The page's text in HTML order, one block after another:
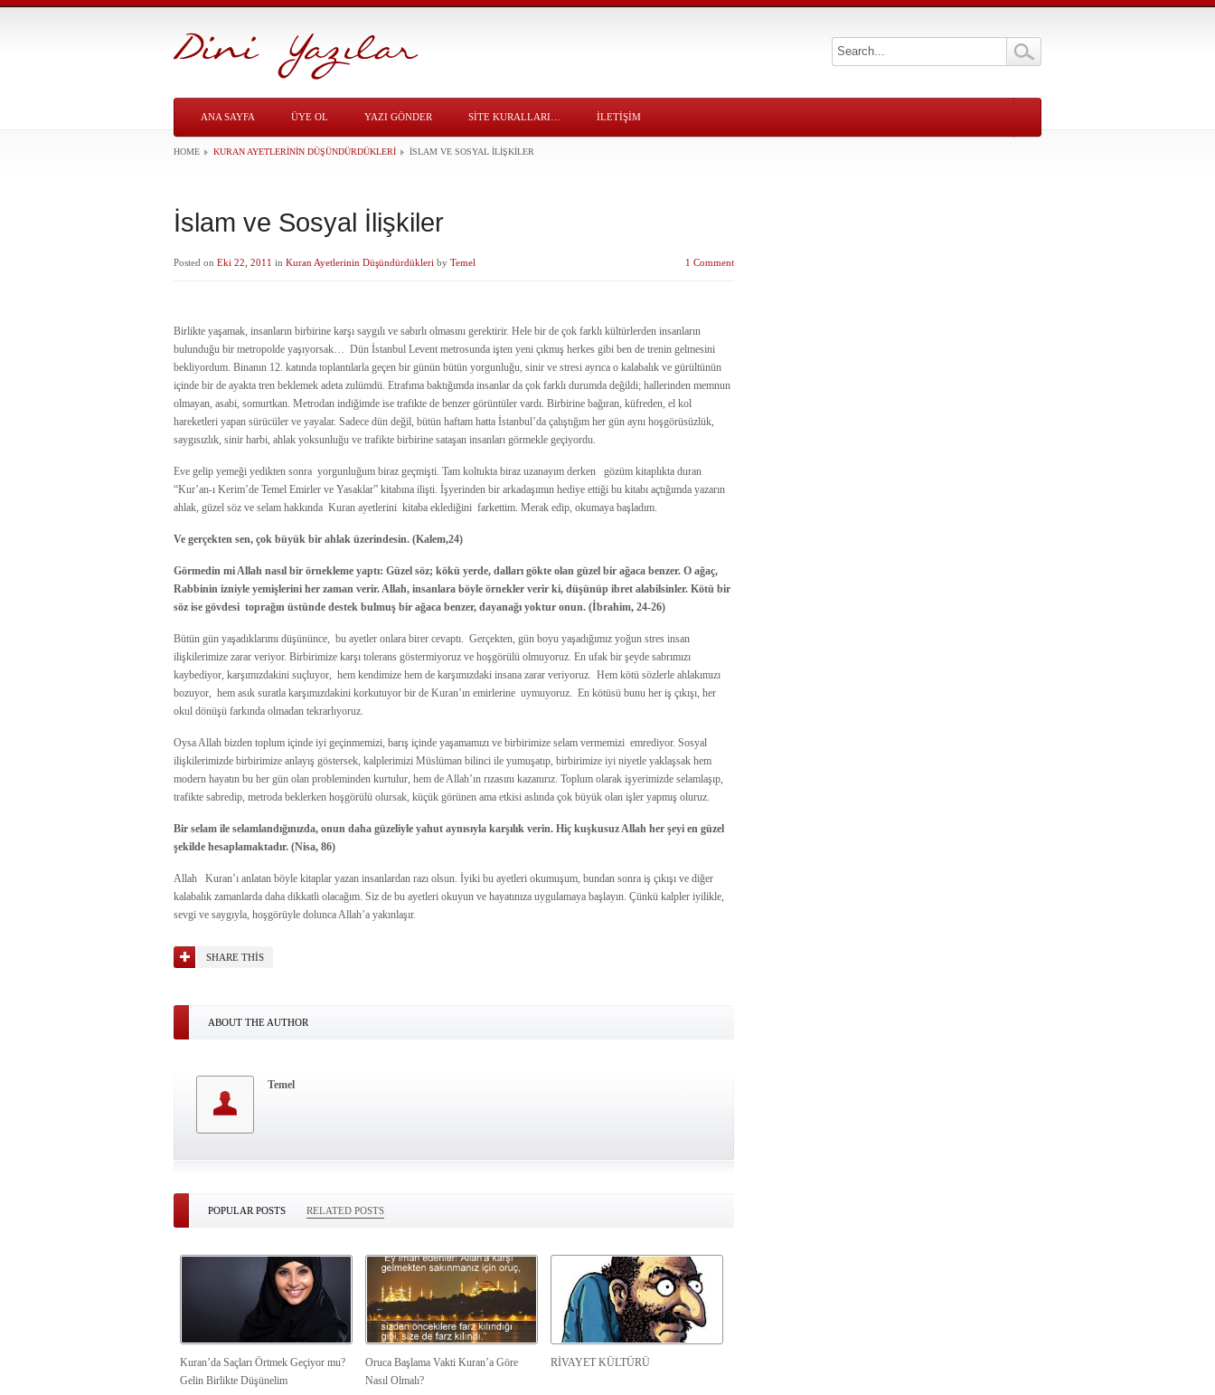
ANA SAYFA ÜYE OL YAZI GÖNDER SITE KURALLARI… İLETİŞİM
HOME KURAN AYETLERININ DÜŞÜNDÜRDÜKLERI İSLAM VE SOSYAL İLIŞKILER
İslam ve Sosyal İlişkiler
Posted on Eki 22, 2011 in Kuran Ayetlerinin Düşündürdükleri by Temel 1 Comment
Birlikte yaşamak, insanların birbirine karşı saygılı ve sabırlı olmasını gerektirir. Hele bir de çok farklı kültürlerden insanların
bulunduğu bir metropolde yaşıyorsak… Dün İstanbul Levent metrosunda işten yeni çıkmış herkes gibi ben de trenin gelmesini
bekliyordum. Binanın 12. katında toplantılarla geçen bir günün bütün yorgunluğu, sinir ve stresi ayrıca o kalabalık ve gürültünün
içinde bir de ayakta tren beklemek adeta zulümdü. Etrafıma baktığımda insanlar da çok farklı durumda değildi; hallerinden memnun
olmayan, asabi, somurtkan. Metrodan indiğimde ise trafikte de benzer görüntüler vardı. Birbirine bağıran, küfreden, el kol
hareketleri yapan sürücüler ve yayalar. Sadece dün değil, bütün haftam hatta İstanbul’da çalıştığım her gün aynı hoşgörüsüzlük,
saygısızlık, sinir harbi, ahlak yoksunluğu ve trafikte birbirine sataşan insanları görmekle geçiyordu.
Eve gelip yemeği yedikten sonra yorgunluğum biraz geçmişti. Tam koltukta biraz uzanayım derken gözüm kitaplıkta duran
“Kur’an-ı Kerim’de Temel Emirler ve Yasaklar” kitabına ilişti. İşyerinden bir arkadaşımın hediye ettiği bu kitabı açtığımda yazarın
ahlak, güzel söz ve selam hakkında Kuran ayetlerini kitaba eklediğini farkettim. Merak edip, okumaya başladım.
Ve gerçekten sen, çok büyük bir ahlak üzerindesin. (Kalem,24)
Görmedin mi Allah nasıl bir örnekleme yaptı: Güzel söz; kökü yerde, dalları gökte olan güzel bir ağaca benzer. O ağaç,
Rabbinin izniyle yemişlerini her zaman verir. Allah, insanlara böyle örnekler verir ki, düşünüp ibret alabilsinler. Kötü bir
söz ise gövdesi toprağın üstünde destek bulmuş bir ağaca benzer, dayanağı yoktur onun. (İbrahim, 24-26)
Bütün gün yaşadıklarımı düşününce, bu ayetler onlara birer cevaptı. Gerçekten, gün boyu yaşadığımız yoğun stres insan
ilişkilerimize zarar veriyor. Birbirimize karşı tolerans göstermiyoruz ve hoşgörülü olmuyoruz. En ufak bir şeyde sabrımızı
kaybediyor, karşımızdakini suçluyor, hem kendimize hem de karşımızdaki insana zarar veriyoruz. Hem kötü sözlerle ahlakımızı
bozuyor, hem asık suratla karşımızdakini korkutuyor bir de Kuran’ın emirlerine uymuyoruz. En kötüsü bunu her iş çıkışı, her
okul dönüşü farkında olmadan tekrarlıyoruz.
Oysa Allah bizden toplum içinde iyi geçinmemizi, barış içinde yaşamamızı ve birbirimize selam vermemizi emrediyor. Sosyal
ilişkilerimizde birbirimize anlayış göstersek, kalplerimizi Müslüman bilinci ile yumuşatıp, birbirimize iyi niyetle yaklaşsak hem
modern hayatın bu her gün olan probleminden kurtulur, hem de Allah’ın rızasını kazanırız. Toplum olarak işyerimizde selamlaşıp,
trafikte sabredip, metroda beklerken hoşgörülü olursak, küçük görünen ama etkisi aslında çok büyük olan işler yapmış oluruz.
Bir selam ile selamlandığınızda, onun daha güzeliyle yahut aynısıyla karşılık verin. Hiç kuşkusuz Allah her şeyi en güzel
şekilde hesaplamaktadır. (Nisa, 86)
Allah Kuran’ı anlatan böyle kitaplar yazan insanlardan razı olsun. İyiki bu ayetleri okumuşum, bundan sonra iş çıkışı ve diğer
kalabalık zamanlarda daha dikkatli olacağım. Siz de bu ayetleri okuyun ve hayatınıza uygulamaya başlayın. Çünkü kalpler iyilikle,
sevgi ve saygıyla, hoşgörüyle dolunca Allah’a yakınlaşır.
SHARE THIS
ABOUT THE AUTHOR
Temel
POPULAR POSTS RELATED POSTS
Kuran’da Saçları Örtmek Geçiyor mu?
Gelin Birlikte Düşünelim
Oruca Başlama Vakti Kuran’a Göre
Nasıl Olmalı?
RİVAYET KÜLTÜRÜ